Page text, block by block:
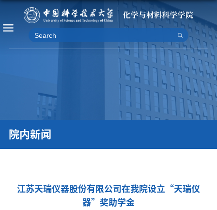
院内新闻
江苏天瑞仪器股份有限公司在我院设立“天瑞仪
器”奖助学金